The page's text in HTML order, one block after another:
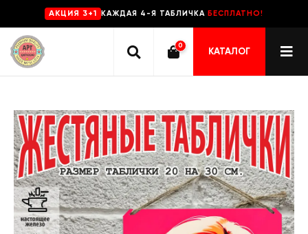
AKЦИЯ 3+1 КАЖДАЯ 4-Я ТАБЛИЧКА БЕСПЛАТНО!
0
КАТАЛОГ